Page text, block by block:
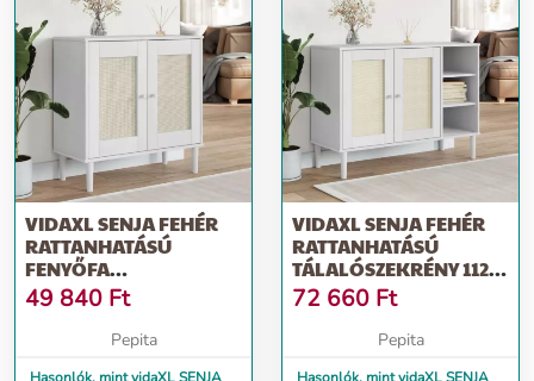
VIDAXL SENJA FEHÉR
RATTANHATÁSÚ
FENYŐFA
TÁLALÓSZEKRÉNY 80 X
35 X 80 CM
49 840 Ft
Pepita
VIDAXL SENJA FEHÉR
RATTANHATÁSÚ
TÁLALÓSZEKRÉNY 112 X
40 X 80 CM
72 660 Ft
Pepita